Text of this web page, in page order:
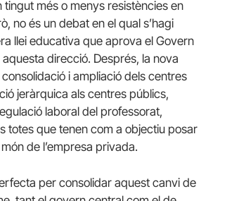
més o menys resistències en
no és un debat en el qual s’hagi
llei educativa que aprova el Govern
direcció. Després, la nova
i ampliació dels centres
jeràrquica als centres públics,
laboral del professorat,
totes que tenen com a objectiu posar
de l’empresa privada.
per consolidar aquest canvi de